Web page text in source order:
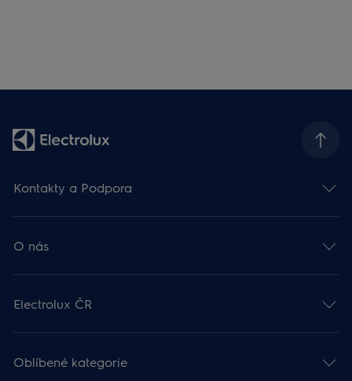
Kontakty a Podpora
O nás
Electrolux ČR
Oblíbené kategorie